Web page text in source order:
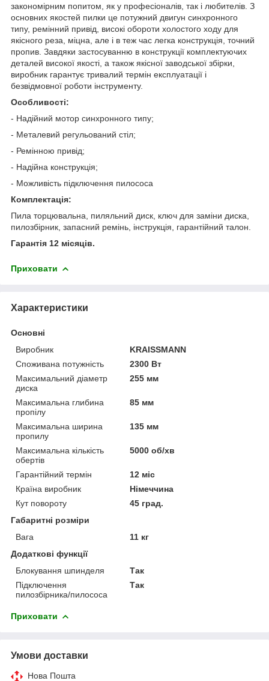
закономірним попитом, як у професіоналів, так і любителів. З
основних якостей пилки це потужний двигун синхронного
типу, ремінний привід, високі обороти холостого ходу для
якісного реза, міцна, але і в теж час легка конструкція, точний
пропив. Завдяки застосуванню в конструкції комплектуючих
деталей високої якості, а також якісної заводської збірки,
виробник гарантує тривалий термін експлуатації і
безвідмовної роботи інструменту.
Особливості:
- Надійний мотор синхронного типу;
- Металевий регульований стіл;
- Ремінною привід;
- Надійна конструкція;
- Можливість підключення пилососа
Комплектація:
Пила торцювальна, пиляльний диск, ключ для заміни диска,
пилозбірник, запасний ремінь, інструкція, гарантійний талон.
Гарантія 12 місяців.
Приховати
Характеристики
Основні
Виробник
KRAISSMANN
Споживана потужність
2300 Вт
Максимальний діаметр
диска
255 мм
Максимальна глибина
пропілу
85 мм
Максимальна ширина
пропилу
135 мм
Максимальна кількість
обертів
5000 об/хв
Гарантійний термін
12 міс
Країна виробник
Німеччина
Кут повороту
45 град.
Габаритні розміри
Вага
11 кг
Додаткові функції
Блокування шпинделя
Так
Підключення
пилозбірника/пилососа
Так
Приховати
Умови доставки
Нова Пошта